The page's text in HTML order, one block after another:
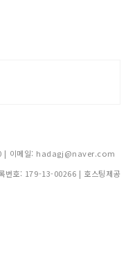
| 이메일: hadagj@naver.com
번호: 179-13-00266 | 호스팅제공